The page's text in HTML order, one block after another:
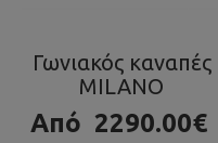
Σετ τραπεζιών
RING
Από 470.00€